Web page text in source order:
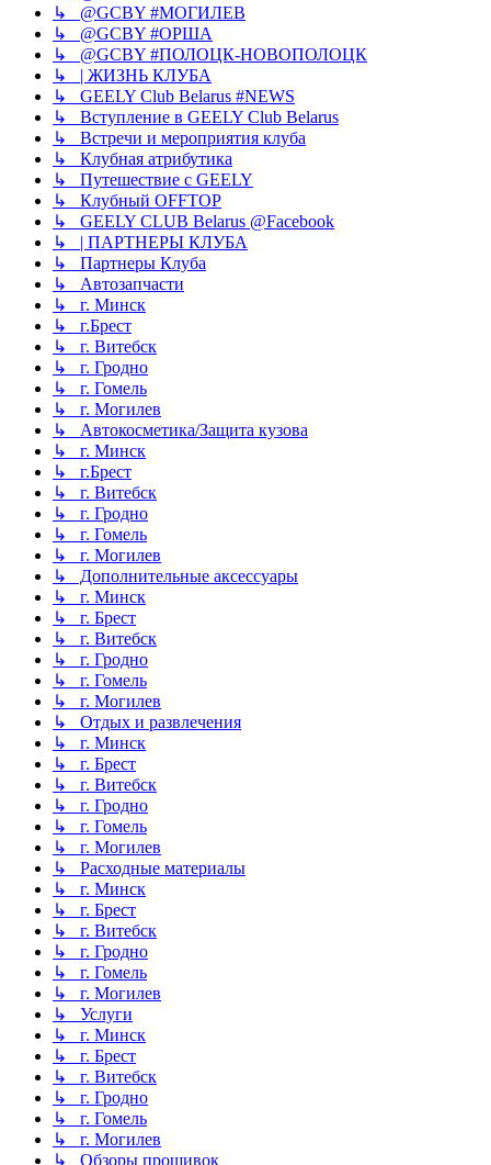
↳ @GCBY #МОГИЛЕВ
↳ @GCBY #ОРША
↳ @GCBY #ПОЛОЦК-НОВОПОЛОЦК
↳ | ЖИЗНЬ КЛУБА
↳ GEELY Club Bеlarus #NEWS
↳ Вступление в GEELY Club Belarus
↳ Встречи и мероприятия клуба
↳ Клубная атрибутика
↳ Путешествие с GEELY
↳ Клубный OFFTOP
↳ GEELY CLUB Belarus @Facebook
↳ | ПАРТНЕРЫ КЛУБА
↳ Партнеры Клуба
↳ Автозапчасти
↳ г. Минск
↳ г.Брест
↳ г. Витебск
↳ г. Гродно
↳ г. Гомель
↳ г. Могилев
↳ Автокосметика/Защита кузова
↳ г. Минск
↳ г.Брест
↳ г. Витебск
↳ г. Гродно
↳ г. Гомель
↳ г. Могилев
↳ Дополнительные аксессуары
↳ г. Минск
↳ г. Брест
↳ г. Витебск
↳ г. Гродно
↳ г. Гомель
↳ г. Могилев
↳ Отдых и развлечения
↳ г. Минск
↳ г. Брест
↳ г. Витебск
↳ г. Гродно
↳ г. Гомель
↳ г. Могилев
↳ Расходные материалы
↳ г. Минск
↳ г. Брест
↳ г. Витебск
↳ г. Гродно
↳ г. Гомель
↳ г. Могилев
↳ Услуги
↳ г. Минск
↳ г. Брест
↳ г. Витебск
↳ г. Гродно
↳ г. Гомель
↳ г. Могилев
↳ Обзоры прошивок